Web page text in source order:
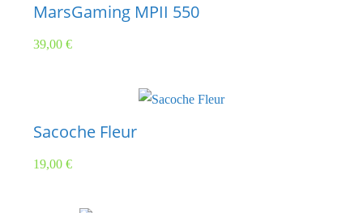
MarsGaming MPII 550
39,00 €
Sacoche Fleur
19,00 €